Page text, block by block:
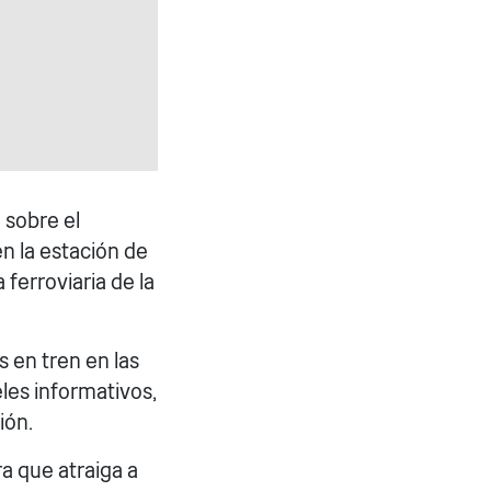
el
la estación de
ferroviaria de la
en tren en las
informativos,
que atraiga a